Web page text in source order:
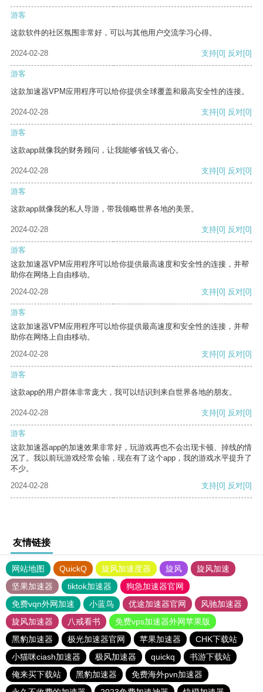
游客
这款软件的社区氛围非常好，可以与其他用户交流学习心得。
2024-02-28 支持[0] 反对[0]
游客
这款加速器VPM应用程序可以给你提供全球覆盖和最高安全性的连接。
2024-02-28 支持[0] 反对[0]
游客
这款app就像我的财务顾问，让我能够省钱又省心。
2024-02-28 支持[0] 反对[0]
游客
这款app就像我的私人导游，带我领略世界各地的美景。
2024-02-28 支持[0] 反对[0]
游客
这款加速器VPM应用程序可以给你提供最高速度和安全性的连接，并帮
助你在网络上自由移动。
2024-02-28
支持[0] 反对[0]
游客
这款加速器VPM应用程序可以给你提供最高速度和安全性的连接，并帮
助你在网络上自由移动。
2024-02-28
支持[0] 反对[0]
游客
这款app的用户群体非常庞大，我可以结识到来自世界各地的朋友。
2024-02-28 支持[0] 反对[0]
游客
这款加速器app的加速效果非常好，玩游戏再也不会出现卡顿、掉线的情
况了。我以前玩游戏经常会输，现在有了这个app，我的游戏水平提升了
不少。
2024-02-28
支持[0] 反对[0]
友情链接
网站地图 QuickQ 旋风加速度器 旋风
旋风加速
坚果加速器
tiktok加速器
狗急加速器官网
免费vqn外网加速
小蓝鸟 优途加速器官网
风驰加速器
旋风加速器
八戒看书
免费vps加速器外网苹果版
黑豹加速器
极光加速器官网 苹果加速器
CHK下载站
小猫咪ciash加速器
极风加速器 quickq
书游下载站
俺来买下载站
黑豹加速器
免费海外pvn加速器